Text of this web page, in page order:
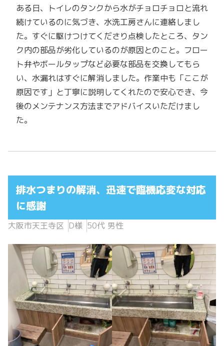
ある日、トイレのタンクから水がチョロチョロと流れ
続けているのに気づき、水洗工房さんに連絡しまし
た。すぐに駆けつけてくださり点検したところ、タン
ク内の部品が劣化しているのが原因とのこと。フロー
ト弁やボールタップなど必要な部品を交換してもら
い、水漏れはすぐに解消しました。作業中も「ここが
原因です」と丁寧に説明してくれたので安心でき、今
後のメンテナンス方法までアドバイスいただけまし
た。
排水つまりの解消、迅速で臨機応変な対応
に感謝
大阪市天王寺区 D様 50代 男性